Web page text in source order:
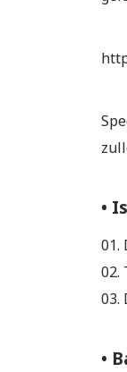
•
01.
02.
03.
•